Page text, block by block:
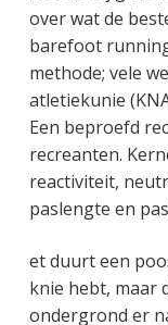
over wat de
barefoot
methode; vele
atletiekunie
Een beproefd
recreanten.
reactiviteit,
paslengte en
et duurt een
knie hebt, maar
ondergrond er